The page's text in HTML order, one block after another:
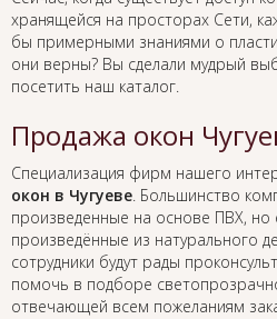
хранящейся на просторах Сети,
бы примерными знаниями о
они верны? Вы сделали мудрый
посетить наш каталог.
Продажа окон
Специализация фирм нашего
окон в Чугуеве. Большинство
произведенные на основе ПВХ, но
произведённые из натурального
сотрудники будут рады
помочь в подборе
отвечающей всем пожеланиям